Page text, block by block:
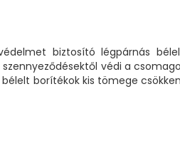
biztosító légpárnás
védi a
borítékok kis tömege